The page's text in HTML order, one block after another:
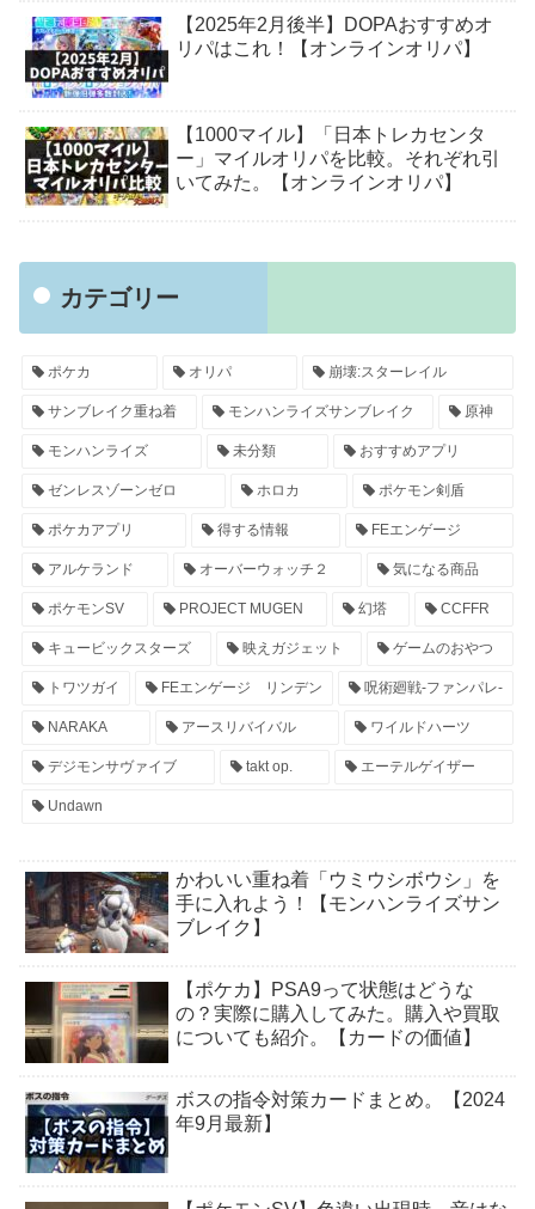
【2025年2月後半】DOPAおすすめオ
リパはこれ！【オンラインオリパ】
【1000マイル】「日本トレカセンタ
ー」マイルオリパを比較。それぞれ引
いてみた。【オンラインオリパ】
カテゴリー
ポケカ オリパ 崩壊:スターレイル
サンブレイク重ね着 モンハンライズサンブレイク 原神
モンハンライズ 未分類 おすすめアプリ
ゼンレスゾーンゼロ ホロカ ポケモン剣盾
ポケカアプリ 得する情報 FEエンゲージ
アルケランド オーバーウォッチ２ 気になる商品
ポケモンSV PROJECT MUGEN 幻塔 CCFFR
キュービックスターズ 映えガジェット ゲームのおやつ
トワツガイ FEエンゲージ リンデン 呪術廻戦-ファンパレ-
NARAKA アースリバイバル ワイルドハーツ
デジモンサヴァイブ takt op. エーテルゲイザー
Undawn
かわいい重ね着「ウミウシボウシ」を
手に入れよう！【モンハンライズサン
ブレイク】
【ポケカ】PSA9って状態はどうな
の？実際に購入してみた。購入や買取
についても紹介。【カードの価値】
ボスの指令対策カードまとめ。【2024
年9月最新】